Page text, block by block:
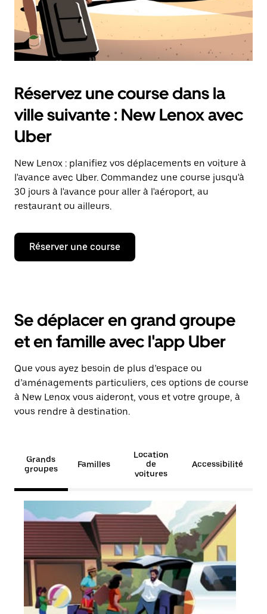
Réservez une course dans la
ville suivante : New Lenox avec
Uber
New Lenox : planifiez vos déplacements en voiture à
l'avance avec Uber. Commandez une course jusqu'à
30 jours à l'avance pour aller à l'aéroport, au
restaurant ou ailleurs.
Réserver une course
Se déplacer en grand groupe
et en famille avec l'app Uber
Que vous ayez besoin de plus d’espace ou
d’aménagements particuliers, ces options de course
à New Lenox vous aideront, vous et votre groupe, à
vous rendre à destination.
Grands
groupes
Familles
Location
de
voitures
Accessibilité